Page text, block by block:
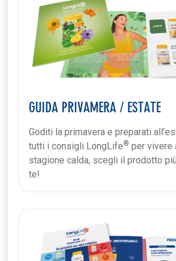
GUIDA PRIVAMERA / ESTATE
Goditi la primavera e preparati
tutti i consigli LongLife® per vivere
stagione calda, scegli il prodotto
te!